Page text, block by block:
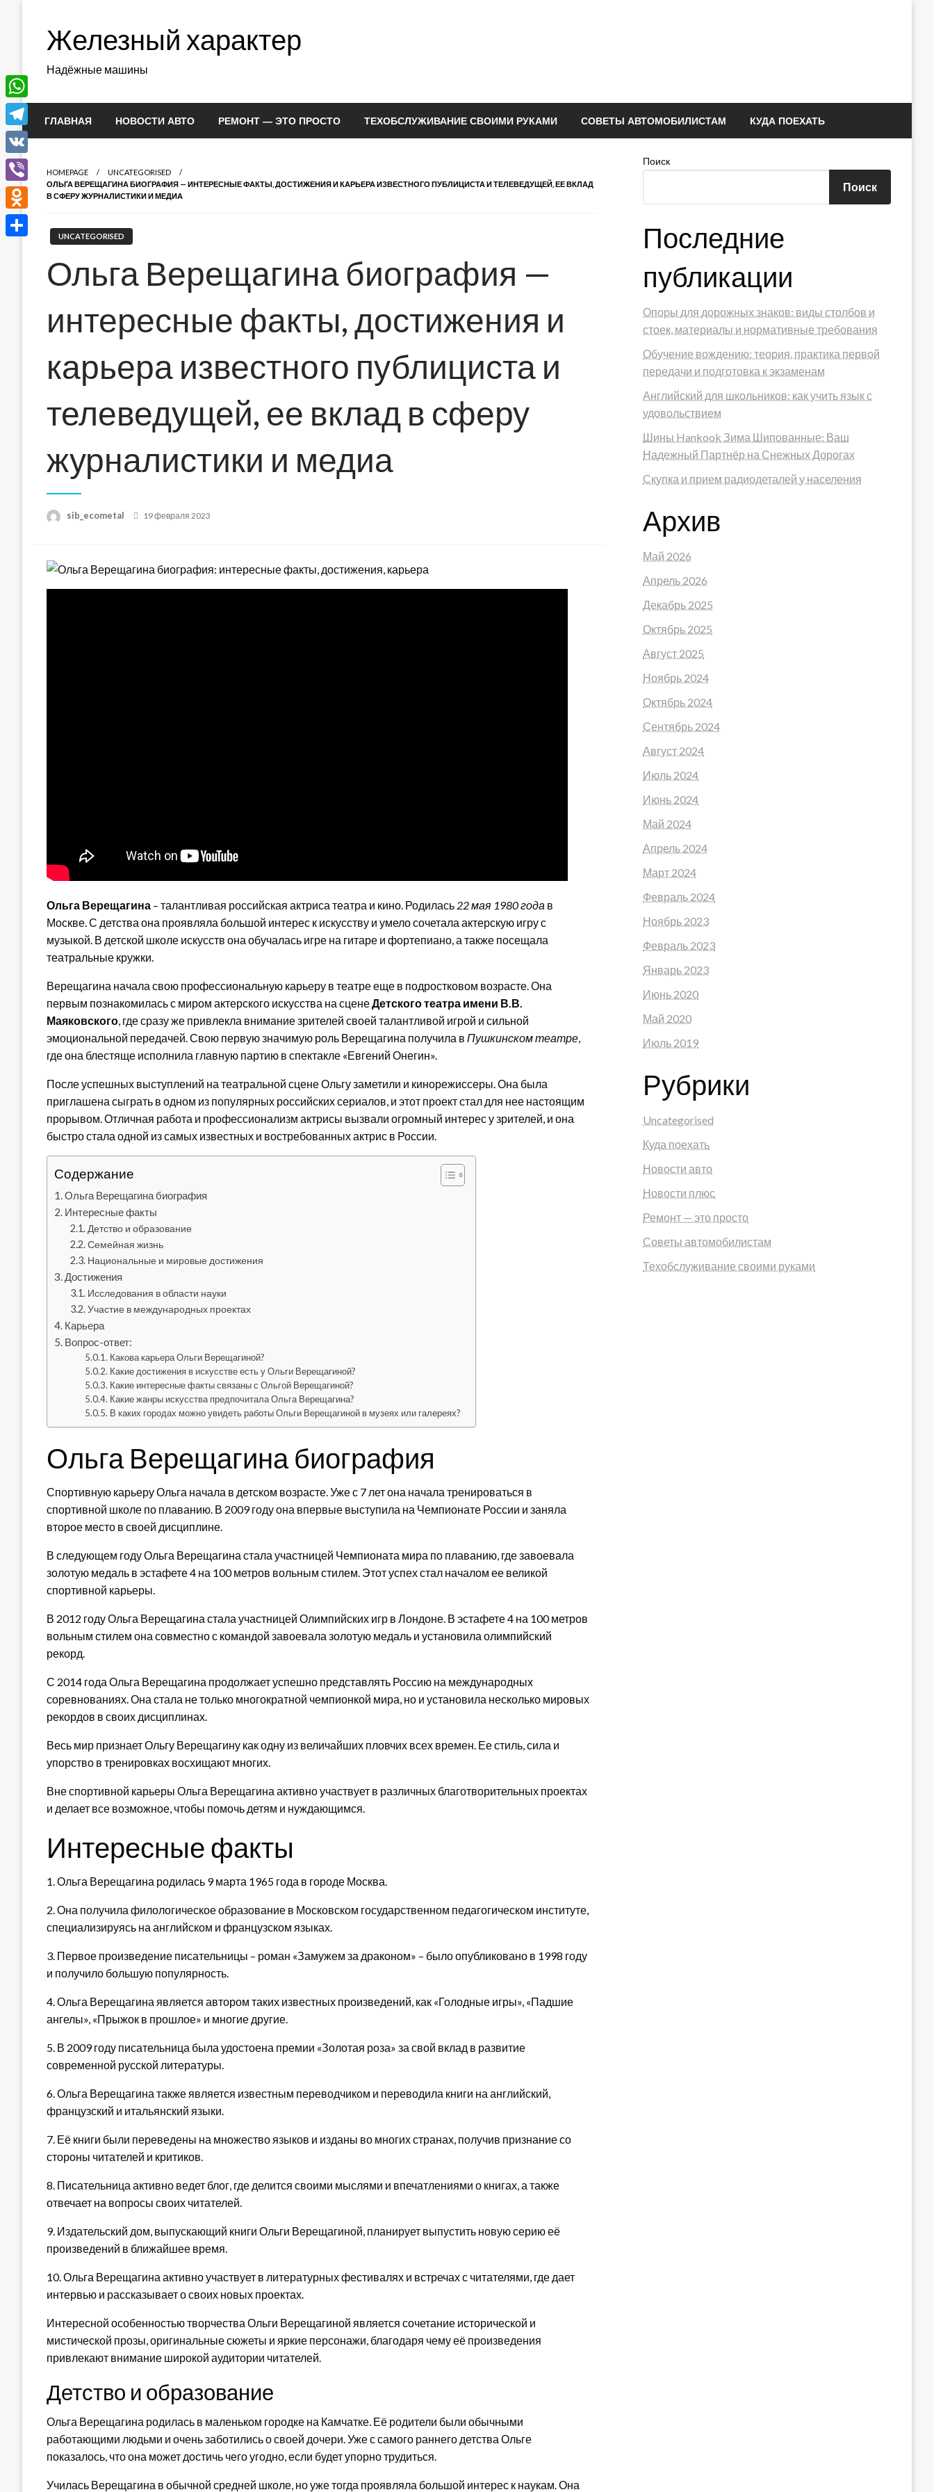
содержимомуЖелезный характер
Надёжные машины
ГЛАВНАЯ НОВОСТИ АВТО РЕМОНТ — ЭТО ПРОСТО ТЕХОБСЛУЖИВАНИЕ СВОИМИ РУКАМИ СОВЕТЫ АВТОМОБИЛИСТАМ КУДА ПОЕХАТЬ
HOMEPAGE
UNCATEGORISED
ОЛЬГА ВЕРЕЩАГИНА БИОГРАФИЯ — ИНТЕРЕСНЫЕ ФАКТЫ, ДОСТИЖЕНИЯ И КАРЬЕРА ИЗВЕСТНОГО ПУБЛИЦИСТА И ТЕЛЕВЕДУЩЕЙ, ЕЕ ВКЛАД
В СФЕРУ ЖУРНАЛИСТИКИ И МЕДИА
UNCATEGORISED
Ольга Верещагина биография —
интересные факты, достижения и
карьера известного публициста и
телеведущей, ее вклад в сферу
журналистики и медиа
sib_ecometal
Posted
19 февраля 2023
Ольга Верещагина – талантливая российская актриса театра и кино. Родилась 22 мая 1980 года в
Москве. С детства она проявляла большой интерес к искусству и умело сочетала актерскую игру с
музыкой. В детской школе искусств она обучалась игре на гитаре и фортепиано, а также посещала
театральные кружки.
Верещагина начала свою профессиональную карьеру в театре еще в подростковом возрасте. Она
первым познакомилась с миром актерского искусства на сценеДетского театра имени В.В.
Маяковского, где сразу же привлекла внимание зрителей своей талантливой игрой и сильной
эмоциональной передачей. Свою первую значимую роль Верещагина получила в Пушкинском театре,
где она блестяще исполнила главную партию в спектакле «Евгений Онегин».
После успешных выступлений на театральной сцене Ольгу заметили и кинорежиссеры. Она была
приглашена сыграть в одном из популярных российских сериалов, и этот проект стал для нее настоящим
прорывом. Отличная работа и профессионализм актрисы вызвали огромный интерес у зрителей, и она
быстро стала одной из самых известных и востребованных актрис в России.
Содержание
Ольга Верещагина биография
Интересные факты
Детство и образование
Семейная жизнь
Национальные и мировые достижения
Достижения
Исследования в области науки
Участие в международных проектах
Карьера
Вопрос-ответ:
Какова карьера Ольги Верещагиной?
Какие достижения в искусстве есть у Ольги Верещагиной?
Какие интересные факты связаны с Ольгой Верещагиной?
Какие жанры искусства предпочитала Ольга Верещагина?
В каких городах можно увидеть работы Ольги Верещагиной в музеях или галереях?
Ольга Верещагина биография
Спортивную карьеру Ольга начала в детском возрасте. Уже с 7 лет она начала тренироваться в
спортивной школе по плаванию. В 2009 году она впервые выступила на Чемпионате России и заняла
второе место в своей дисциплине.
В следующем году Ольга Верещагина стала участницей Чемпионата мира по плаванию, где завоевала
золотую медаль в эстафете 4 на 100 метров вольным стилем. Этот успех стал началом ее великой
спортивной карьеры.
В 2012 году Ольга Верещагина стала участницей Олимпийских игр в Лондоне. В эстафете 4 на 100 метров
вольным стилем она совместно с командой завоевала золотую медаль и установила олимпийский
рекорд.
С 2014 года Ольга Верещагина продолжает успешно представлять Россию на международных
соревнованиях. Она стала не только многократной чемпионкой мира, но и установила несколько мировых
рекордов в своих дисциплинах.
Весь мир признает Ольгу Верещагину как одну из величайших пловчих всех времен. Ее стиль, сила и
упорство в тренировках восхищают многих.
Вне спортивной карьеры Ольга Верещагина активно участвует в различных благотворительных проектах
и делает все возможное, чтобы помочь детям и нуждающимся.
Интересные факты
1. Ольга Верещагина родилась 9 марта 1965 года в городе Москва.
2. Она получила филологическое образование в Московском государственном педагогическом институте,
специализируясь на английском и французском языках.
3. Первое произведение писательницы – роман «Замужем за драконом» – было опубликовано в 1998 году
и получило большую популярность.
4. Ольга Верещагина является автором таких известных произведений, как «Голодные игры», «Падшие
ангелы», «Прыжок в прошлое» и многие другие.
5. В 2009 году писательница была удостоена премии «Золотая роза» за свой вклад в развитие
современной русской литературы.
6. Ольга Верещагина также является известным переводчиком и переводила книги на английский,
французский и итальянский языки.
7. Её книги были переведены на множество языков и изданы во многих странах, получив признание со
стороны читателей и критиков.
8. Писательница активно ведет блог, где делится своими мыслями и впечатлениями о книгах, а также
отвечает на вопросы своих читателей.
9. Издательский дом, выпускающий книги Ольги Верещагиной, планирует выпустить новую серию её
произведений в ближайшее время.
10. Ольга Верещагина активно участвует в литературных фестивалях и встречах с читателями, где дает
интервью и рассказывает о своих новых проектах.
Интересной особенностью творчества Ольги Верещагиной является сочетание исторической и
мистической прозы, оригинальные сюжеты и яркие персонажи, благодаря чему её произведения
привлекают внимание широкой аудитории читателей.
Детство и образование
Ольга Верещагина родилась в маленьком городке на Камчатке. Её родители были обычными
работающими людьми и очень заботились о своей дочери. Уже с самого раннего детства Ольге
показалось, что она может достичь чего угодно, если будет упорно трудиться.
Училась Верещагина в обычной средней школе, но уже тогда проявляла большой интерес к наукам. Она
Поиск
Поиск
Последние
публикации
Опоры для дорожных знаков: виды столбов и
стоек, материалы и нормативные требования
Обучение вождению: теория, практика первой
передачи и подготовка к экзаменам
Английский для школьников: как учить язык с
удовольствием
Шины Hankook Зима Шипованные: Ваш
Надежный Партнёр на Снежных Дорогах
Скупка и прием радиодеталей у населения
Архив
Май 2026
Апрель 2026
Декабрь 2025
Октябрь 2025
Август 2025
Ноябрь 2024
Октябрь 2024
Сентябрь 2024
Август 2024
Июль 2024
Июнь 2024
Май 2024
Апрель 2024
Март 2024
Февраль 2024
Ноябрь 2023
Февраль 2023
Январь 2023
Июнь 2020
Май 2020
Июль 2019
Рубрики
Uncategorised
Куда поехать
Новости авто
Новости плюс
Ремонт — это просто
Советы автомобилистам
Техобслуживание своими руками
WhatsApp
Telegram
VK
Viber
Odnoklassniki
Отправить